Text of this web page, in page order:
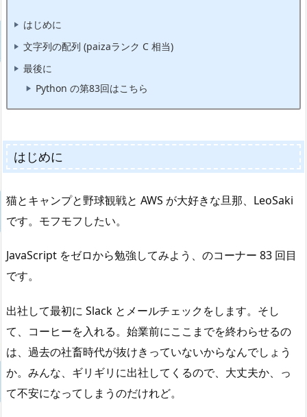
はじめに
文字列の配列 (paizaランク C 相当)
最後に
Python の第83回はこちら
はじめに
猫とキャンプと野球観戦と AWS が大好きな旦那、LeoSaki
です。モフモフしたい。
JavaScript をゼロから勉強してみよう、のコーナー 83 回目
です。
出社して最初に Slack とメールチェックをします。そし
て、コーヒーを入れる。始業前にここまでを終わらせるの
は、過去の社畜時代が抜けきっていないからなんでしょう
か。みんな、ギリギリに出社してくるので、大丈夫か、っ
て不安になってしまうのだけれど。